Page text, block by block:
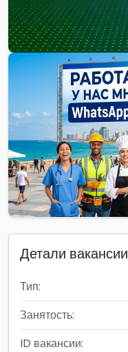
Детали вакансии
Тип:
Занятость:
ID вакансии: